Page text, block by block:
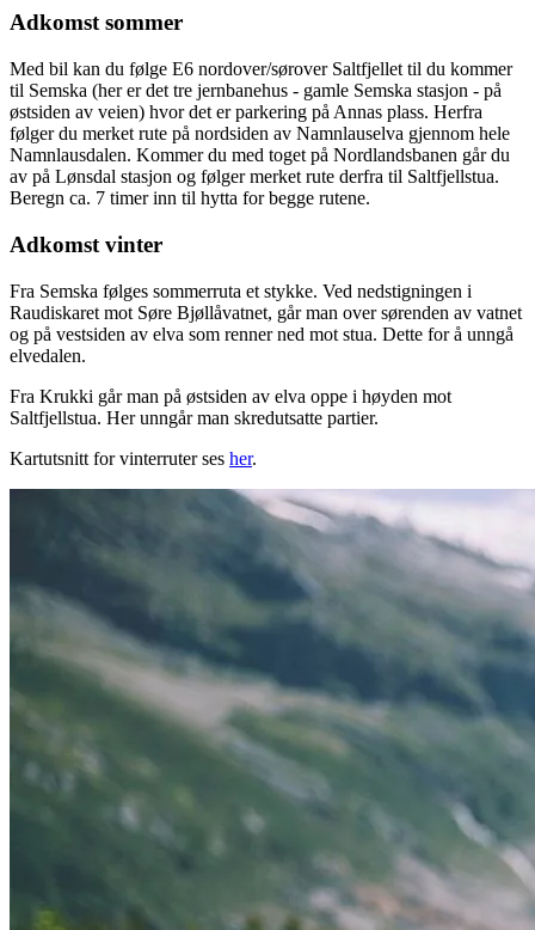
Adkomst sommer
Med bil kan du følge E6 nordover/sørover Saltfjellet til du kommer
til Semska (her er det tre jernbanehus - gamle Semska stasjon - på
østsiden av veien) hvor det er parkering på Annas plass. Herfra
følger du merket rute på nordsiden av Namnlauselva gjennom hele
Namnlausdalen. Kommer du med toget på Nordlandsbanen går du
av på Lønsdal stasjon og følger merket rute derfra til Saltfjellstua.
Beregn ca. 7 timer inn til hytta for begge rutene.
Adkomst vinter
Fra Semska følges sommerruta et stykke. Ved nedstigningen i
Raudiskaret mot Søre Bjøllåvatnet, går man over sørenden av vatnet
og på vestsiden av elva som renner ned mot stua. Dette for å unngå
elvedalen.
Fra Krukki går man på østsiden av elva oppe i høyden mot
Saltfjellstua. Her unngår man skredutsatte partier.
Kartutsnitt for vinterruter ses her.